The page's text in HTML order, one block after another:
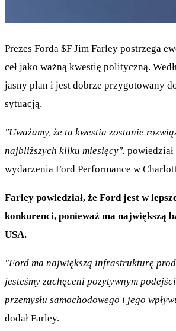
Prezes Forda $F Jim Farley postrzega
ceł jako ważną kwestię polityczną.
jasny plan i jest dobrze przygotowany
sytuacją.
"Uważamy, że ta kwestia zostanie
najbliższych kilku miesięcy".
wydarzenia Ford Performance w
Farley powiedział, że Ford jest w
konkurenci, ponieważ ma największą
USA.
"Ford ma największą infrastrukturę
jesteśmy zachęceni pozytywnym
przemysłu samochodowego i jego
dodał Farley.